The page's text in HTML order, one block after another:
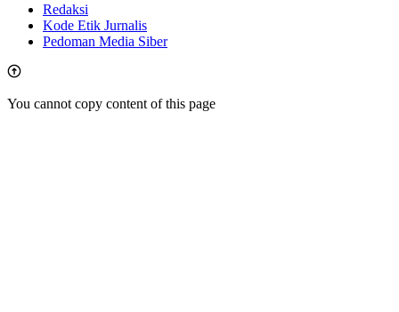
Redaksi
Kode Etik Jurnalis
Pedoman Media Siber
You cannot copy content of this page